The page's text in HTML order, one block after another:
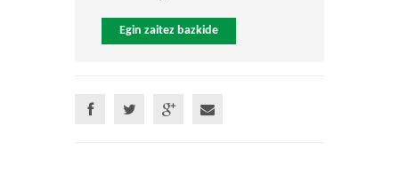
Egin zaitez bazkide